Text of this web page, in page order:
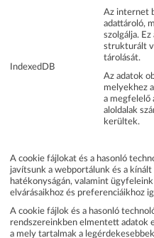
IndexedDB
Az internet
adattároló,
szolgálja.
strukturált
tárolását.
Az adatok
melyekhez
a megfelelő
aloldalak
kerültek.
A cookie fájlokat és a hasonló
javítsunk a webportálunk és a
hatékonyságán, valamint
elvárásaikhoz és preferenciáikhoz
A cookie fájlok és a hasonló
rendszereinkben elmentett adatok
a mely tartalmak a